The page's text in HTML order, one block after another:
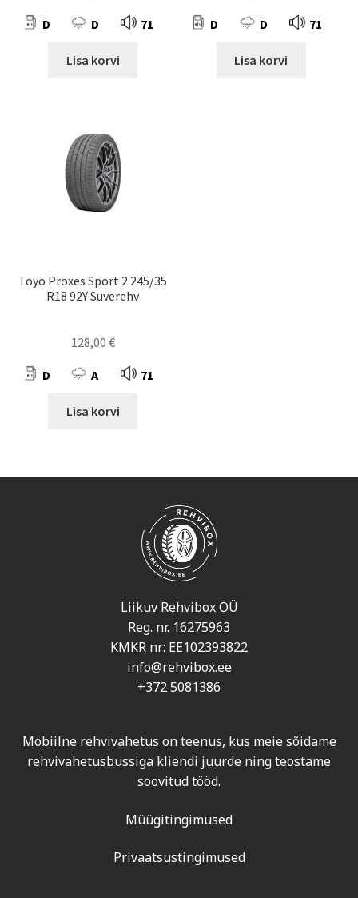
D D 71
Lisa korvi
D D 71
Lisa korvi
Toyo Proxes Sport 2 245/35
R18 92Y Suverehv
128,00 €
D A 71
Lisa korvi
Liikuv Rehvibox OÜ
Reg. nr. 16275963
KMKR nr: EE102393822
info@rehvibox.ee
+372 5081386
Mobiilne rehvivahetus on teenus, kus meie sõidame
rehvivahetusbussiga kliendi juurde ning teostame
soovitud tööd.
Müügitingimused
Privaatsustingimused